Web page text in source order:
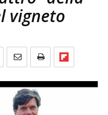
vigneto